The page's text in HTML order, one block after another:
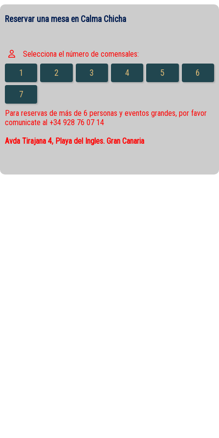
Reservar una mesa en Calma Chicha
Selecciona el número de comensales:
1 2 3 4 5 6
7
Para reservas de más de 6 personas y eventos grandes, por favor
comunicate al +34 928 76 07 14
Avda Tirajana 4, Playa del Ingles. Gran Canaria